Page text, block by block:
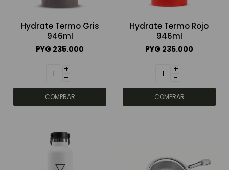
Hydrate Termo Gris
946ml
PYG 235.000
+
-
Hydrate Termo Rojo
946ml
PYG 235.000
+
-